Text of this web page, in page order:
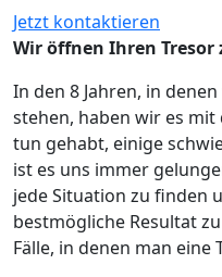
Jetzt kontaktieren
Wir öffnen Ihren
In den 8 Jahren, in
stehen, haben wir es mit
tun gehabt, einige
ist es uns immer
jede Situation zu finden
bestmögliche Resultat
Fälle, in denen man